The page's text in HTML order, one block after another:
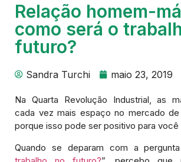
Relação homem-
como será o
futuro?
Sandra Turchi maio 23, 2019
Na Quarta Revolução Industrial, as
cada vez mais espaço no mercado de
porque isso pode ser positivo para você
Quando se deparam com a